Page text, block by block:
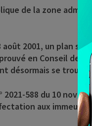
de la zone
août 2001, un plan
en Conseil des
désormais se
588 du 10
aux